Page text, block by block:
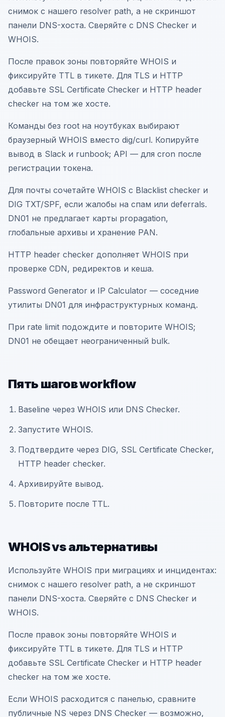
снимок с нашего resolver path, а не скриншот
панели DNS-хоста. Сверяйте с DNS Checker и
WHOIS.
После правок зоны повторяйте WHOIS и
фиксируйте TTL в тикете. Для TLS и HTTP
добавьте SSL Certificate Checker и HTTP header
checker на том же хосте.
Команды без root на ноутбуках выбирают
браузерный WHOIS вместо dig/curl. Копируйте
вывод в Slack и runbook; API — для cron после
регистрации токена.
Для почты сочетайте WHOIS с Blacklist checker и
DIG TXT/SPF, если жалобы на спам или deferrals.
DN01 не предлагает карты propagation,
глобальные архивы и хранение PAN.
HTTP header checker дополняет WHOIS при
проверке CDN, редиректов и кеша.
Password Generator и IP Calculator — соседние
утилиты DN01 для инфраструктурных команд.
При rate limit подождите и повторите WHOIS;
DN01 не обещает неограниченный bulk.
Пять шагов workflow
Baseline через WHOIS или DNS Checker.
Запустите WHOIS.
Подтвердите через DIG, SSL Certificate Checker,
HTTP header checker.
Архивируйте вывод.
Повторите после TTL.
WHOIS vs альтернативы
Используйте WHOIS при миграциях и инцидентах:
снимок с нашего resolver path, а не скриншот
панели DNS-хоста. Сверяйте с DNS Checker и
WHOIS.
После правок зоны повторяйте WHOIS и
фиксируйте TTL в тикете. Для TLS и HTTP
добавьте SSL Certificate Checker и HTTP header
checker на том же хосте.
Если WHOIS расходится с панелью, сравните
публичные NS через DNS Checker — возможно,